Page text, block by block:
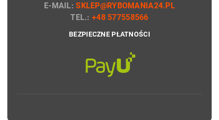
E-MAIL:SKLEP@RYBOMANIA24.PL
TEL.:+48 577558566
BEZPIECZNE PŁATNOŚCI